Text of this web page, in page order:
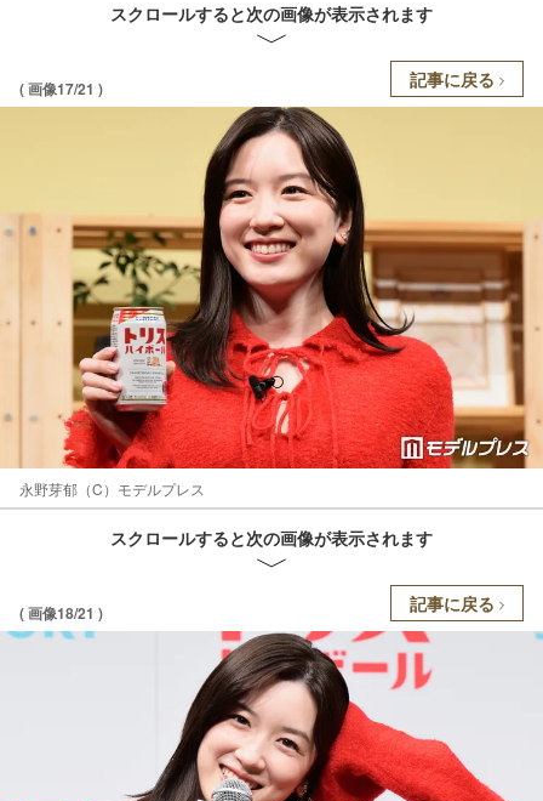
スクロールすると次の画像が表示されます
( 画像17/21 ) 記事に戻る
永野芽郁（C）モデルプレス
スクロールすると次の画像が表示されます
( 画像18/21 ) 記事に戻る